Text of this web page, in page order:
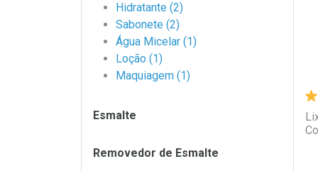
Hidratante (2)
Sabonete (2)
Água Micelar (1)
Loção (1)
Maquiagem (1)
Esmalte
Removedor de Esmalte